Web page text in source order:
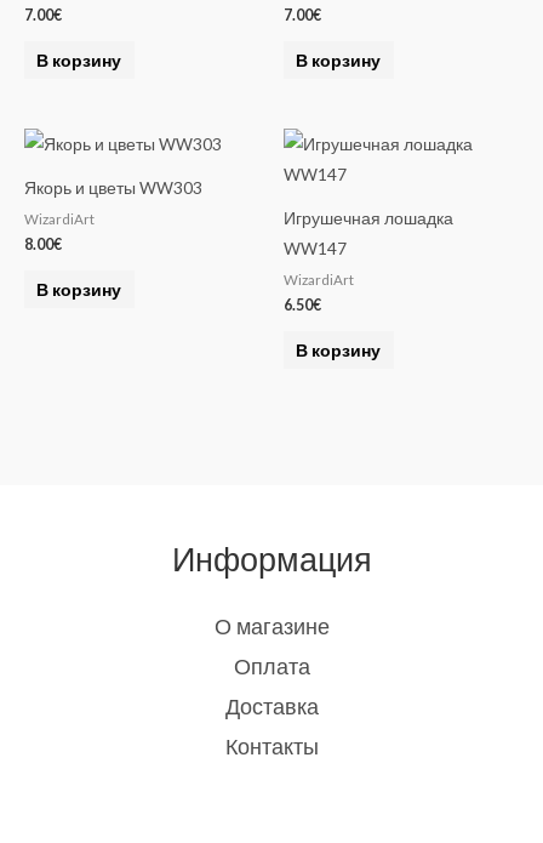
e
7.00€
В корзину
7.00€
В корзину
Якорь и цветы WW303
WizardiArt
8.00€
В корзину
Игрушечная лошадка
WW147
WizardiArt
6.50€
В корзину
Информация
О магазине
Оплата
Доставка
Контакты